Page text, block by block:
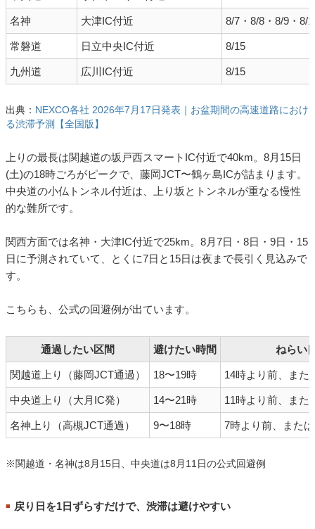
名神 大津IC付近 8/7・8/8・8/9・8/
常磐道 日立中央IC付近 8/15
九州道 広川IC付近 8/15
出典： NEXCO各社 2026年7月17日発表｜お盆期間の高速道路におけ
る渋滞予測【全国版】
上りの最長は関越道の坂戸西スマートIC付近で40km。8月15日
(土)の18時ごろがピークで、藤岡JCT〜鶴ヶ島ICが詰まります。
中央道の小仏トンネル付近は、上り坂とトンネルが重なる慢性
的な難所です。
関西方面では名神・大津IC付近で25km。8月7日・8日・9日・15
日に予測されていて、とくに7日と15日は夜まで長引く見込みで
す。
こちらも、公式の回避例が出ています。
通過したい区間 避けたい時間 ねらい
関越道上り（藤岡JCT通過） 18〜19時 14時より前、また
中央道上り（大月IC発） 14〜21時 11時より前、また
名神上り（高槻JCT通過） 9〜18時 7時より前、また
※関越道・名神は8月15日、中央道は8月11日の公式回避例
■ 戻り日を1日ずらすだけで、渋滞は避けやすい